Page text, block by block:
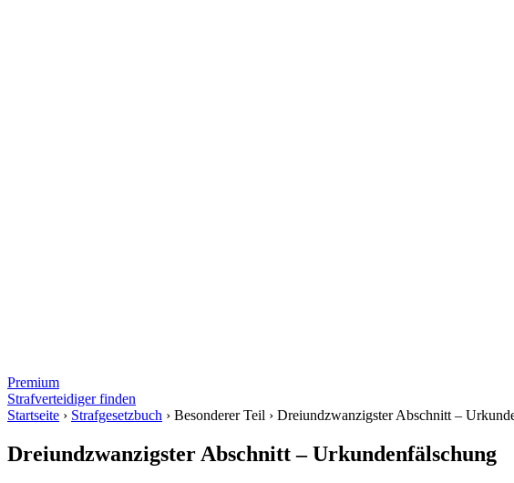
Premium
Strafverteidiger finden
Startseite › Strafgesetzbuch › Besonderer Teil › Dreiundzwanzigster Abschnitt –
Dreiundzwanzigster Abschnitt – Urkundenfälschung